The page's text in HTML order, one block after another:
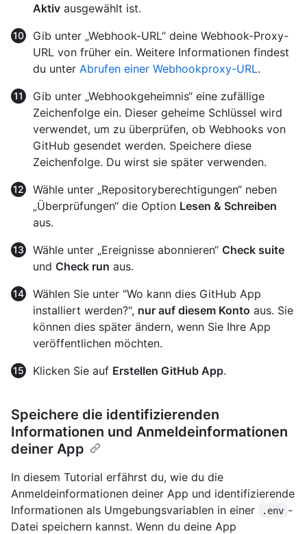
Aktiv ausgewählt ist.
Gib unter „Webhook-URL“ deine Webhook-Proxy-
URL von früher ein. Weitere Informationen findest
du unter Abrufen einer Webhookproxy-URL.
Gib unter „Webhookgeheimnis“ eine zufällige
Zeichenfolge ein. Dieser geheime Schlüssel wird
verwendet, um zu überprüfen, ob Webhooks von
GitHub gesendet werden. Speichere diese
Zeichenfolge. Du wirst sie später verwenden.
Wähle unter „Repositoryberechtigungen“ neben
„Überprüfungen“ die Option Lesen & Schreiben
aus.
Wähle unter „Ereignisse abonnieren“ Check suite
und Check run aus.
Wählen Sie unter "Wo kann dies GitHub App
installiert werden?", nur auf diesem Konto aus. Sie
können dies später ändern, wenn Sie Ihre App
veröffentlichen möchten.
Klicken Sie auf Erstellen GitHub App.
Speichere die identifizierenden
Informationen und Anmeldeinformationen
deiner App
In diesem Tutorial erfährst du, wie du die
Anmeldeinformationen deiner App und identifizierende
Informationen als Umgebungsvariablen in einer
.env -
Datei speichern kannst. Wenn du deine App